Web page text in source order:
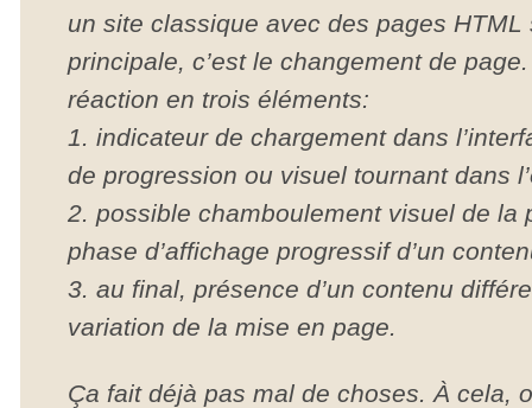
un site classique avec des pages
principale, c’est le changement de
réaction en trois éléments:
1. indicateur de chargement dans
de progression ou visuel tournant dans
2. possible chamboulement visuel de la
phase d’affichage progressif d’un
3. au final, présence d’un contenu
variation de la mise en page.
Ça fait déjà pas mal de choses. À cela,